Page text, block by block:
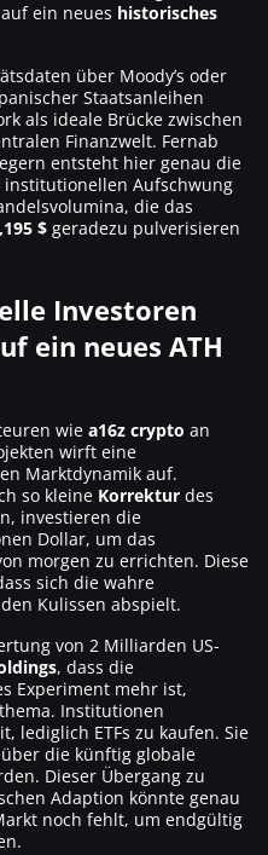
ein neues historisches
über Moody’s oder
Staatsanleihen
als ideale Brücke zwischen
Finanzwelt. Fernab
entsteht hier genau die
Aufschwung
die das
$ geradezu pulverisieren
Investoren
ein neues ATH
wie a16z crypto an
wirft eine
Marktdynamik auf.
so kleine Korrektur des
investieren die
Dollar, um das
morgen zu errichten. Diese
sich die wahre
Kulissen abspielt.
von 2 Milliarden US-
, dass die
Experiment mehr ist,
Institutionen
lediglich ETFs zu kaufen. Sie
die künftig globale
Dieser Übergang zu
Adaption könnte genau
noch fehlt, um endgültig